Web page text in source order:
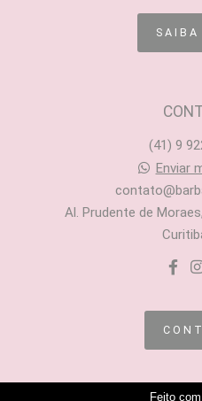
SAIBA
(41) 9
Enviar
Al. Prudente de
Feito com